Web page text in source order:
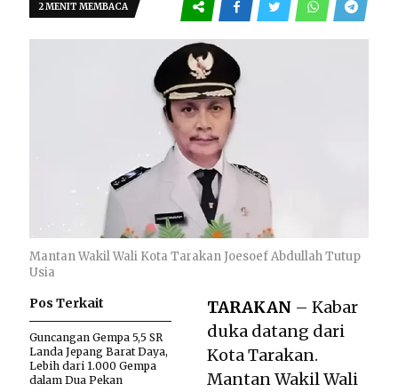
2 MENIT MEMBACA
Mantan Wakil Wali Kota Tarakan Joesoef Abdullah Tutup
Usia
TARAKAN – Kabar
duka datang dari
Kota Tarakan.
Mantan Wakil Wali
Pos Terkait
Guncangan Gempa 5,5 SR
Landa Jepang Barat Daya,
Lebih dari 1.000 Gempa
dalam Dua Pekan